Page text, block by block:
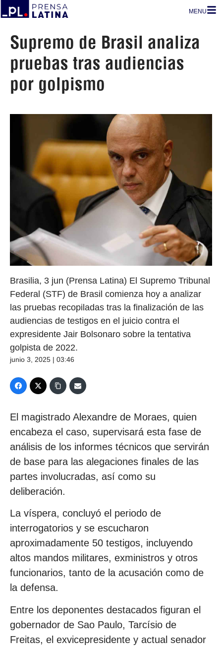
MENU
Supremo de Brasil analiza
pruebas tras audiencias
por golpismo
Brasilia, 3 jun (Prensa Latina) El Supremo Tribunal
Federal (STF) de Brasil comienza hoy a analizar
las pruebas recopiladas tras la finalización de las
audiencias de testigos en el juicio contra el
expresidente Jair Bolsonaro sobre la tentativa
golpista de 2022.
junio 3, 2025 | 03:46
El magistrado Alexandre de Moraes, quien
encabeza el caso, supervisará esta fase de
análisis de los informes técnicos que servirán
de base para las alegaciones finales de las
partes involucradas, así como su
deliberación.
La víspera, concluyó el periodo de
interrogatorios y se escucharon
aproximadamente 50 testigos, incluyendo
altos mandos militares, exministros y otros
funcionarios, tanto de la acusación como de
la defensa.
Entre los deponentes destacados figuran el
gobernador de Sao Paulo, Tarcísio de
Freitas, el exvicepresidente y actual senador